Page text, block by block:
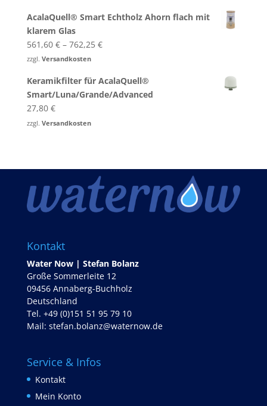
AcalaQuell® Smart Echtholz Ahorn flach mit
klarem Glas
561,60 €– 762,25 €
zzgl. Versandkosten
Keramikfilter für AcalaQuell®
Smart/Luna/Grande/Advanced
27,80 €
zzgl. Versandkosten
Kontakt
Water Now | Stefan Bolanz
Große Sommerleite 12
09456 Annaberg-Buchholz
Deutschland
Tel. +49 (0)151 51 95 79 10
Mail: stefan.bolanz@waternow.de
Service & Infos
Kontakt
Mein Konto